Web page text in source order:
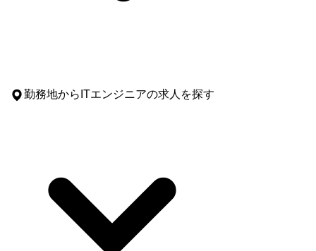
勤務地からITエンジニアの求人を探す